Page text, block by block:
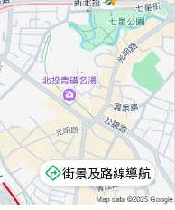
街景及路線導航